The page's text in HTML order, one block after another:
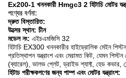
Ex200-1 খননকারী Hmgc3 2 হিটাচি মোটর
পণ্যের বর্ণনা:
দ্রুত বিস্তারিত:
উত্সের স্থান: চীন
মডেল নং: এইচএমজিসি 32
হিটাচি EX300 খননকারীর হাইড্রোলিক মেইন পিস্টন
প্রতিস্থাপন যন্ত্রাংশ এবং মেরামত কিট, যেমন পিস্টন
(ব্যারেল), ভালভ প্লেট, ড্রাইভ শ্যাফ্ট, হেড কভার,
হিটাচ পরীক্ষকগণের জন্য পাম্প এবং মোটর যন্ত্রাংশ: